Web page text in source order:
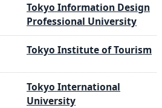
Tokyo Information Design
Professional University
Tokyo Institute of Tourism
Tokyo International
University